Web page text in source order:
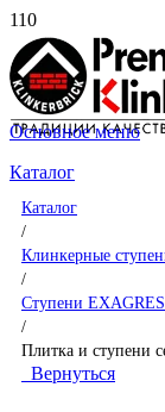
Основное меню
Каталог
Каталог
/
Клинкерные
/
Ступени
/
Плитка и ступени
Вернуться